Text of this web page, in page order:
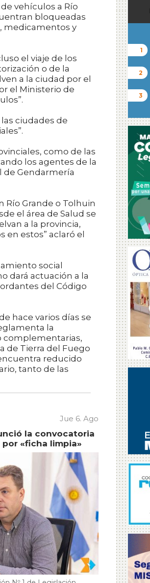
vehículos a Río
bloqueadas
medicamentos y
el viaje de los
o de la
a la ciudad por el
el Ministerio de
ciudades de
como de las
los agentes de la
de Gendarmería
Río Grande o Tolhuin
el área de Salud se
a la provincia,
estos” aclaró el
social
dará actuación a la
del Código
hace varios días se
la
complementarias,
de Tierra del Fuego
reducido
tanto de las
Jue 6. Ago
la convocatoria
«ficha limpia»